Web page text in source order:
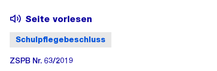
Schulpflegebeschluss
Seite vorlesen
ZSPB Nr. 63/2019